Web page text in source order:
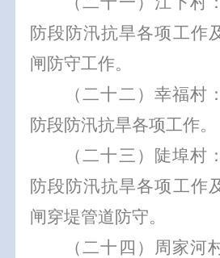
防段防汛抗旱各项工作
闸防守工作。
（二十二）幸福村
防段防汛抗旱各项工作。
（二十三）陡埠村
防段防汛抗旱各项工作
闸穿堤管道防守。
（二十四）周家河